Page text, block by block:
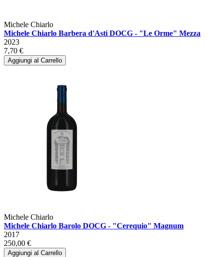
Michele Chiarlo
Michele Chiarlo Barbera d'Asti DOCG - "Le Orme" Mezza
2023
7,70 €
Aggiungi al Carrello
Michele Chiarlo
Michele Chiarlo Barolo DOCG - "Cerequio" Magnum
2017
250,00 €
Aggiungi al Carrello